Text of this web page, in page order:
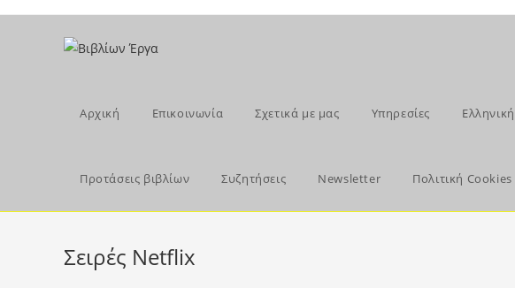
Αρχική Επικοινωνία Σχετικά με μας Υπηρεσίες
Προτάσεις βιβλίων Συζητήσεις Newsletter Πολιτική Cookies
Σειρές Netflix